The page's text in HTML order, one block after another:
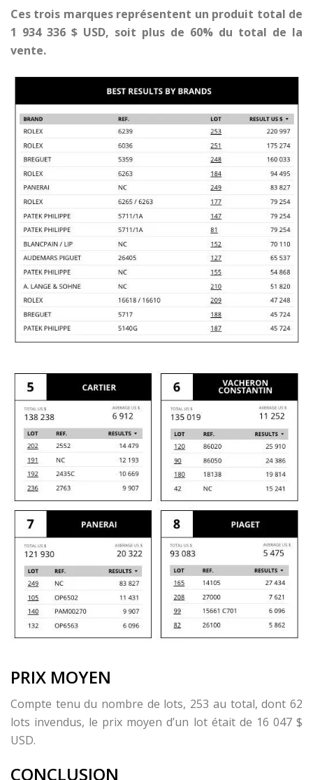
Ces trois marques représentent un produit total de
1 934 336 $ USD, soit plus de 60% du total de la
vente.
PRIX MOYEN
Compte tenu du nombre de lots, 253 au total, dont 62
lots invendus, le prix moyen d’un lot était de 16 047 $
USD.
CONCLUSION